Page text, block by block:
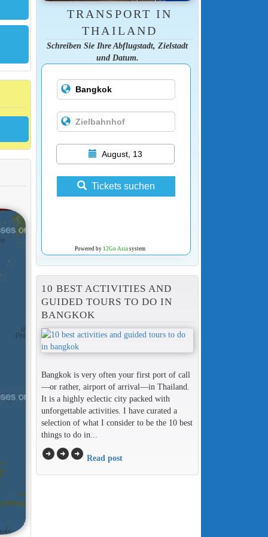
TRANSPORT IN
THAILAND
Schreiben Sie Ihre Abflugstadt, Zielstadt
und Datum.
August, 13
Tickets suchen
Powered by 12Go Asiasystem
10 BEST ACTIVITIES AND
GUIDED TOURS TO DO IN
BANGKOK
Bangkok is very often your first port of call
—or rather, airport of arrival—in Thailand.
It is a highly eclectic city packed with
unforgettable activities. I have curated a
selection of what I consider to be the 10 best
things to do in...
arrow_circle_rightarrow_circle_rightarrow_circle_right Read post